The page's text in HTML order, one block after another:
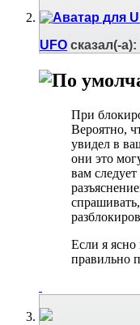
UFO сказал(-а):
При
Вероятно,
увидел в
они это
вам следует
Если я ясно
правильно